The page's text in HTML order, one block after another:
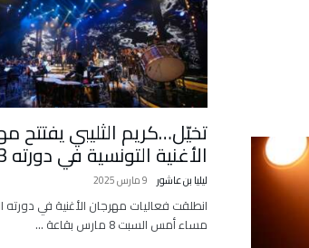
تخيّل…كريم الثليبي يفتتح
الأغنية التونسية في دورته 23
ليليا بن عاشور 9 مارس 2025
انطلقت فعاليات مهرجان الأغنية في دورته
مساء أمس السبت 8 مارس بقاعة …